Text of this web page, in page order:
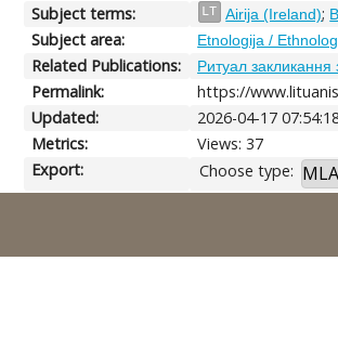
Subject terms:
LT Airija (Ireland);
Subject area: Etnologija /
Related Publications: Ритуал закликання
Permalink:
https://
Updated:
2026-04-17
Metrics:
Views: 37
Export:
Choose type: